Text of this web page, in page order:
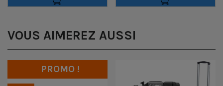
VOUS AIMEREZ AUSSI
PROMO !